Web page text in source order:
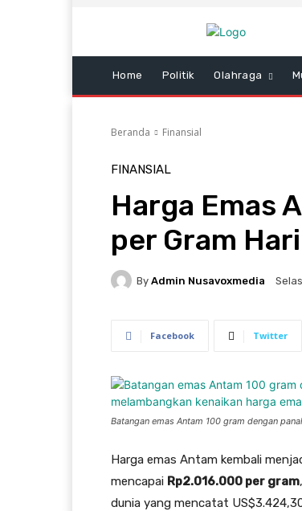
Home Politik Olahraga
Beranda Finansial
FINANSIAL
Harga Emas
per Gram
By Admin Nusavoxmedia
Facebook Twitter
Batangan emas Antam 100 gram dengan
Harga emas Antam kembali
mencapai Rp2.016.000 per gram
dunia yang mencatat